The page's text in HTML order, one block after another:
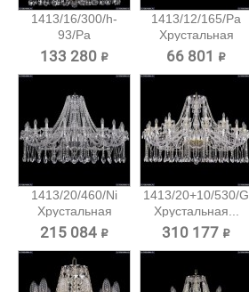
1413/16/300/h-
93/Pa
Хрустальная...
133 280 ₽
1413/12/165/Pa
Хрустальная
подвесная...
66 801 ₽
1413/20/460/Ni
Хрустальная
подвесная...
215 084 ₽
1413/20+10/530/G
Хрустальная...
310 177 ₽